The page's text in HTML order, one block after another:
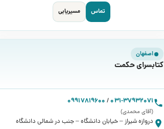
تماس مسیریابی
اصفهان
کتابسرای حکمت
031-37932071
/
09917819600
(آقای محمدی)
دروازه شیراز – خیابان دانشگاه – جنب در شمالی دانشگاه